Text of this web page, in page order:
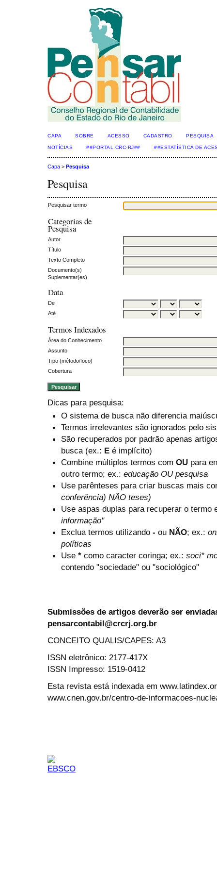
CAPA SOBRE ACESSO CADASTRO PESQUISA
NOTÍCIAS ##PORTAL CRC-RJ## ##ESTATÍSTICA DE
Capa > Pesquisa
Pesquisa
Pesquisar termo
Categorias de
Pesquisa
Autor
Título
Texto Completo
Documento(s)
Suplementar(es)
Data
De
Até
Termos Indexados
Área do Conhecimento
Assunto
Tipo (método/foco)
Cobertura
Dicas para pesquisa:
O sistema de busca não diferencia
Termos irrelevantes são ignorados pelo
São recuperados por padrão apenas
busca (ex.: E é implícito)
Combine múltiplos termos com OU para
outro termo; ex.: educação OU pesquisa
Use parênteses para criar buscas mais
conferência) NÃO teses)
Use aspas duplas para recuperar o termo
informação"
Exclua termos utilizando - ou NÃO; ex.:
políticas
Use * como caracter coringa; ex.: soci*
contendo "sociedade" ou "sociológico"
Submissões de artigos deverão ser
pensarcontabil@crcrj.org.br
CONCEITO QUALIS/CAPES: A3
ISSN eletrônico: 2177-417X
ISSN Impresso: 1519-0412
Esta revista está indexada em
www.cnen.gov.br/centro-de-informacoes-